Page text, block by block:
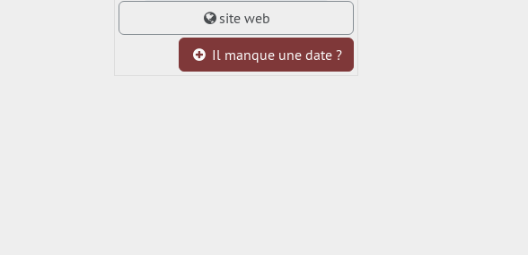
site web
Il manque une date ?